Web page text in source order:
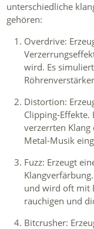
unterschiedliche
gehören:
Overdrive:
wird. Es
Distortion:
Clipping-Effekte.
verzerrten
Metal-Musik
Fuzz: Erzeugt
und wird oft mit
rauchigen und
Bitcrusher: